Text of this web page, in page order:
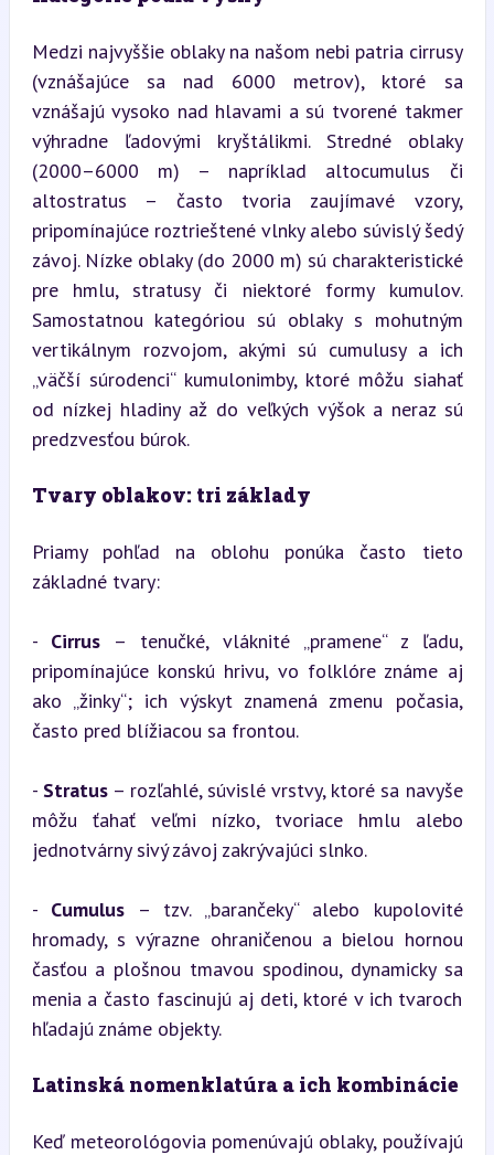
Medzi najvyššie oblaky na našom nebi patria cirrusy
(vznášajúce sa nad 6000 metrov), ktoré sa
vznášajú vysoko nad hlavami a sú tvorené takmer
výhradne ľadovými kryštálikmi. Stredné oblaky
(2000–6000 m) – napríklad altocumulus či
altostratus – často tvoria zaujímavé vzory,
pripomínajúce roztrieštené vlnky alebo súvislý šedý
závoj. Nízke oblaky (do 2000 m) sú charakteristické
pre hmlu, stratusy či niektoré formy kumulov.
Samostatnou kategóriou sú oblaky s mohutným
vertikálnym rozvojom, akými sú cumulusy a ich
„väčší súrodenci“ kumulonimby, ktoré môžu siahať
od nízkej hladiny až do veľkých výšok a neraz sú
predzvesťou búrok.
Tvary oblakov: tri základy
Priamy pohľad na oblohu ponúka často tieto
základné tvary:
- Cirrus – tenučké, vláknité „pramene“ z ľadu,
pripomínajúce konskú hrivu, vo folklóre známe aj
ako „žinky“; ich výskyt znamená zmenu počasia,
často pred blížiacou sa frontou.
- Stratus – rozľahlé, súvislé vrstvy, ktoré sa navyše
môžu ťahať veľmi nízko, tvoriace hmlu alebo
jednotvárny sivý závoj zakrývajúci slnko.
- Cumulus – tzv. „barančeky“ alebo kupolovité
hromady, s výrazne ohraničenou a bielou hornou
časťou a plošnou tmavou spodinou, dynamicky sa
menia a často fascinujú aj deti, ktoré v ich tvaroch
hľadajú známe objekty.
Latinská nomenklatúra a ich kombinácie
Keď meteorológovia pomenúvajú oblaky, používajú